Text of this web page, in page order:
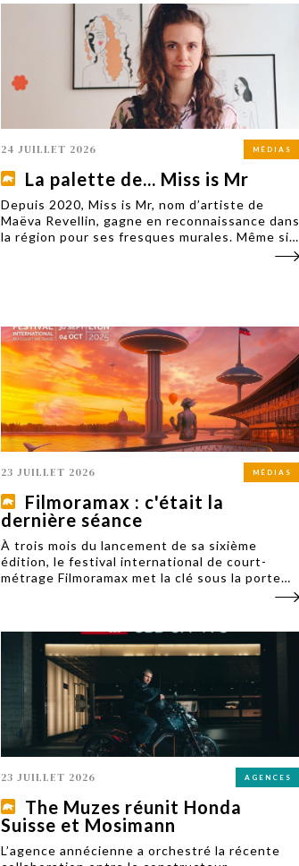
24 JUILLET 2026 MÉDIAS
La palette de... Miss is Mr
Depuis 2020, Miss is Mr, nom d’artiste de
Maëva Revellin, gagne en reconnaissance dans
la région pour ses fresques murales. Même si
la Grenobloise pratique aussi l’illustration, le
23 JUILLET 2026 MÉDIAS
Filmoramax : c'était la
dernière séance
À trois mois du lancement de sa sixième
édition, le festival international de court-
métrage Filmoramax met la clé sous la porte
23 JUILLET 2026 AGENCES
The Muzes réunit Honda
Suisse et Mosimann
L’agence annécienne a orchestré la récente